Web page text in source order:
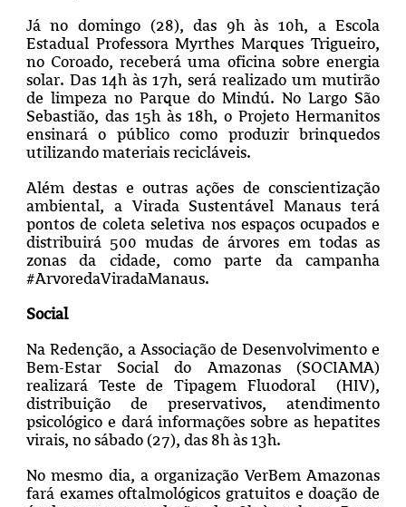
Já no domingo (28), das 9h às 10h, a Escola
Estadual Professora Myrthes Marques Trigueiro,
no Coroado, receberá uma oficina sobre energia
solar. Das 14h às 17h, será realizado um mutirão
de limpeza no Parque do Mindú. No Largo São
Sebastião, das 15h às 18h, o Projeto Hermanitos
ensinará o público como produzir brinquedos
utilizando materiais recicláveis.
Além destas e outras ações de conscientização
ambiental, a Virada Sustentável Manaus terá
pontos de coleta seletiva nos espaços ocupados e
distribuirá 500 mudas de árvores em todas as
zonas da cidade, como parte da campanha
#ArvoredaViradaManaus.
Social
Na Redenção, a Associação de Desenvolvimento e
Bem-Estar Social do Amazonas (SOCIAMA)
realizará Teste de Tipagem Fluodoral (HIV),
distribuição de preservativos, atendimento
psicológico e dará informações sobre as hepatites
virais, no sábado (27), das 8h às 13h.
No mesmo dia, a organização VerBem Amazonas
fará exames oftalmológicos gratuitos e doação de